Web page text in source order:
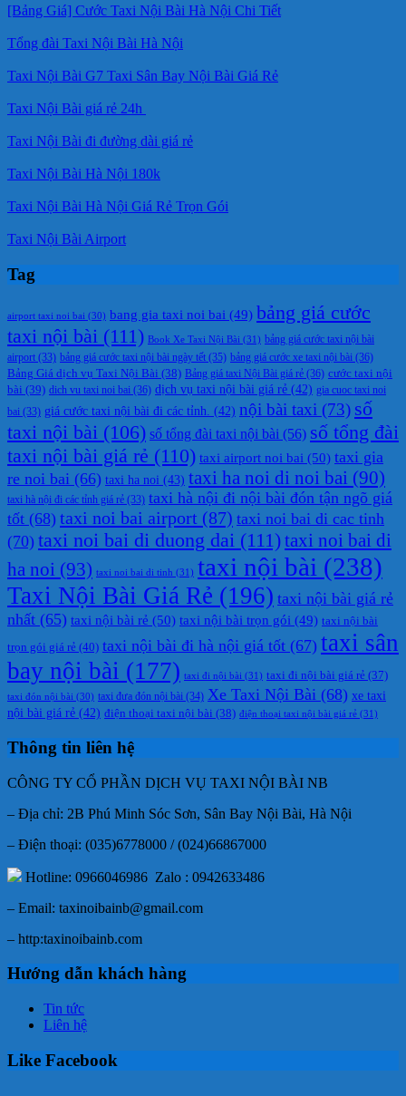
[Bảng Giá] Cước Taxi Nội Bài Hà Nội Chi Tiết
Tổng đài Taxi Nội Bài Hà Nội
Taxi Nội Bài G7 Taxi Sân Bay Nội Bài Giá Rẻ
Taxi Nội Bài giá rẻ 24h
Taxi Nội Bài đi đường dài giá rẻ
Taxi Nội Bài Hà Nội 180k
Taxi Nội Bài Hà Nội Giá Rẻ Trọn Gói
Taxi Nội Bài Airport
Tag
airport taxi noi bai (30) bang gia taxi noi bai (49) bảng giá cước
taxi nội bài (111) Book Xe Taxi Nội Bài (31) bảng giá cước taxi nội bài
airport (33) bảng giá cước taxi nội bài ngày tết (35) bảng giá cước xe taxi nội bài (36)
Bảng Giá dịch vụ Taxi Nội Bài (38) Bảng giá taxi Nội Bài giá rẻ (36) cước taxi nội
bài (39) dich vu taxi noi bai (36) dịch vụ taxi nội bài giá rẻ (42) gia cuoc taxi noi
bai (33) giá cước taxi nội bài đi các tỉnh. (42) nội bài taxi (73) số
taxi nội bài (106) số tổng đài taxi nội bài (56) số tổng đài
taxi nội bài giá rẻ (110) taxi airport noi bai (50) taxi gia
re noi bai (66) taxi ha noi (43) taxi ha noi di noi bai (90)
taxi hà nội đi các tỉnh giá rẻ (33) taxi hà nội đi nội bài đón tận ngõ giá
tốt (68) taxi noi bai airport (87) taxi noi bai di cac tinh
(70) taxi noi bai di duong dai (111)taxi noi bai di
ha noi (93) taxi noi bai di tinh (31) taxi nội bài (238)
Taxi Nội Bài Giá Rẻ (196) taxi nội bài giá rẻ
nhất (65) taxi nội bài rẻ (50) taxi nội bài trọn gói (49) taxi nội bài
trọn gói giá rẻ (40) taxi nội bài đi hà nội giá tốt (67) taxi sân
bay nội bài (177) taxi đi nội bài (31) taxi đi nội bài giá rẻ (37)
taxi đón nội bài (30) taxi đưa đón nội bài (34) Xe Taxi Nội Bài (68) xe taxi
nội bài giá rẻ (42) điện thoại taxi nội bài (38) điện thoại taxi nội bài giá rẻ (31)
Thông tin liên hệ
CÔNG TY CỔ PHẦN DỊCH VỤ TAXI NỘI BÀI NB
– Địa chỉ: 2B Phú Minh Sóc Sơn, Sân Bay Nội Bài, Hà Nội
– Điện thoại: (035)6778000 / (024)66867000
Hotline: 0966046986 Zalo : 0942633486
– Email: taxinoibainb@gmail.com
– http:taxinoibainb.com
Hướng dẫn khách hàng
Tin tức
Liên hệ
Like Facebook